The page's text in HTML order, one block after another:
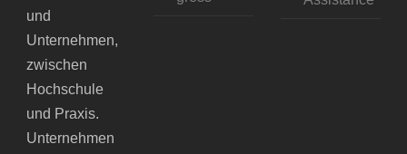
und
Unternehmen,
zwischen
Hochschule
und Praxis.
Unternehmen